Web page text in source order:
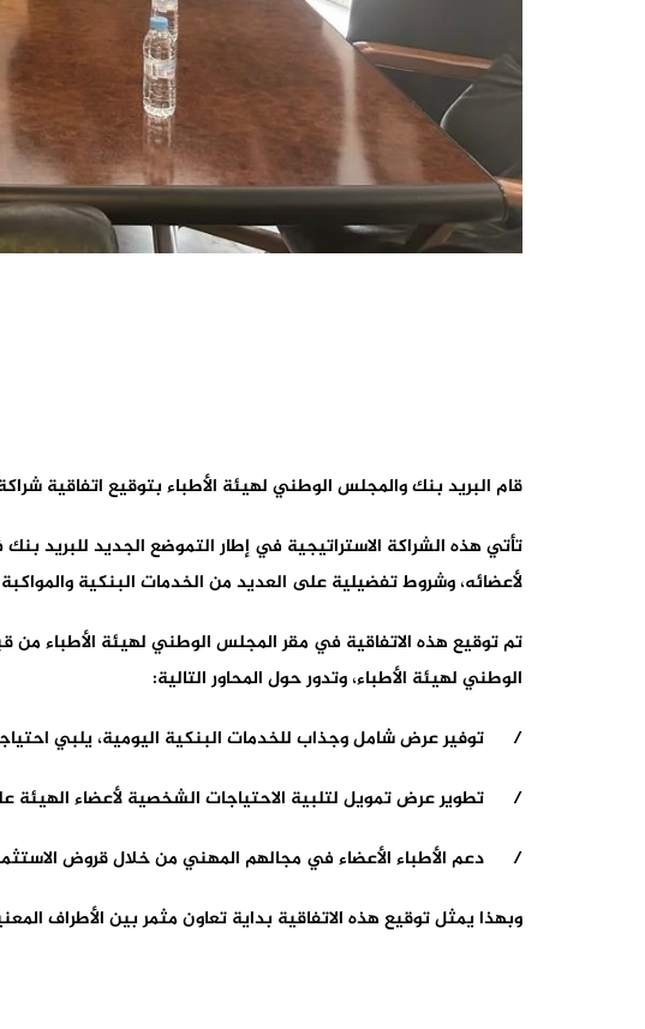
قام البريد بنك والمجلس الوطني لهيئة الأطباء بتوقيع اتفاقية
تأتي هذه الشراكة الاستراتيجية في إطار التموضع الجديد للبريد
لأعضائه، وشروط تفضيلية على العديد من الخدمات البنكية
تم توقيع هذه الاتفاقية في مقر المجلس الوطني لهيئة الأطباء من
الوطني لهيئة الأطباء، وتدور حول المحاور التالية:
/ توفير عرض شامل وجذاب للخدمات البنكية اليومية، يلبي احتياجات
/ تطوير عرض تمويل لتلبية الاحتياجات الشخصية لأعضاء
/ دعم الأطباء الأعضاء في مجالهم المهني من خلال قروض
وبهذا يمثل توقيع هذه الاتفاقية بداية تعاون مثمر بين الأطراف